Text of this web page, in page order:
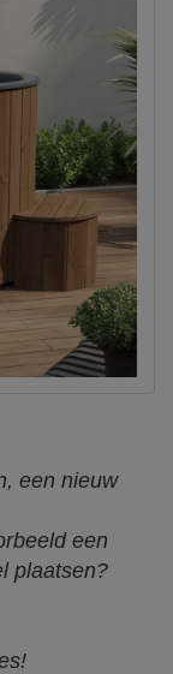
een nieuw
een
plaatsen?